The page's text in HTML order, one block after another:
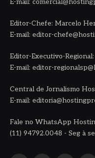
E-mail:
Editor-Chefe: Marcelo
E-mail: editor-
Editor-Executivo-
E-mail: editor-
Central de Jornalismo
E-mail:
Fale no WhatsApp
(11) 94792.0048 - Seg à